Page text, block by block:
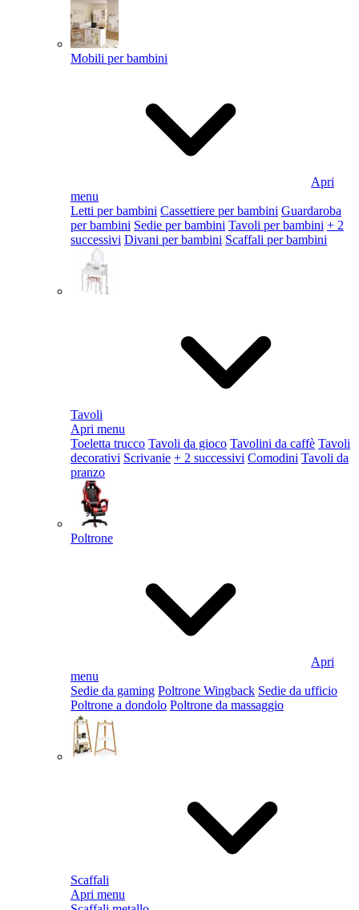
Mobili per bambini
Apri
menu
Letti per bambini Cassettiere per bambini Guardaroba
per bambini Sedie per bambini Tavoli per bambini + 2
successivi Divani per bambini Scaffali per bambini
Tavoli
Apri menu
Toeletta trucco Tavoli da gioco Tavolini da caffè Tavoli
decorativi Scrivanie + 2 successivi Comodini Tavoli da
pranzo
Poltrone
Apri
menu
Sedie da gaming Poltrone Wingback Sedie da ufficio
Poltrone a dondolo Poltrone da massaggio
Scaffali
Apri menu